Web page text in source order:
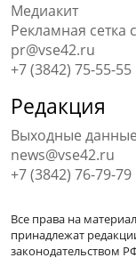
Медиакит
Рекламная сетка
pr@vse42.ru
+7 (3842) 75-55-55
Редакция
Выходные данные
news@vse42.ru
+7 (3842) 76-79-79
Все права на
принадлежат
законодательством